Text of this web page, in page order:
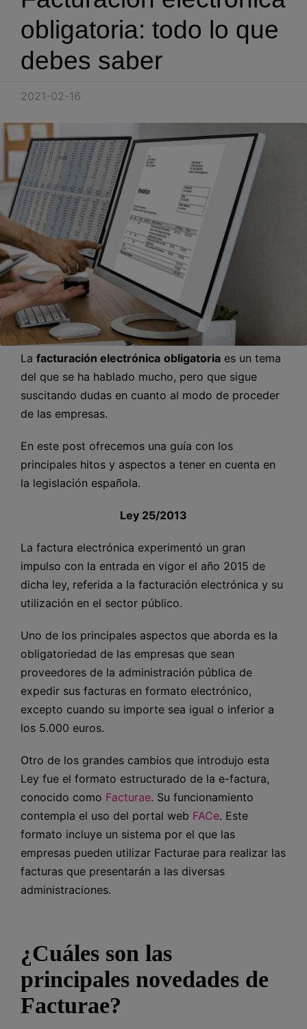
Blog
Recursos
Español
Hablemos
obligatoria: todo lo que
debes saber
2021-02-16
La facturación electrónica obligatoria es un tema
del que se ha hablado mucho, pero que sigue
suscitando dudas en cuanto al modo de proceder
de las empresas.
En este post ofrecemos una guía con los
principales hitos y aspectos a tener en cuenta en
la legislación española.
Ley 25/2013
La factura electrónica experimentó un gran
impulso con la entrada en vigor el año 2015 de
dicha ley, referida a la facturación electrónica y su
utilización en el sector público.
Uno de los principales aspectos que aborda es la
obligatoriedad de las empresas que sean
proveedores de la administración pública de
expedir sus facturas en formato electrónico,
excepto cuando su importe sea igual o inferior a
los 5.000 euros.
Otro de los grandes cambios que introdujo esta
Ley fue el formato estructurado de la e-factura,
conocido como Facturae. Su funcionamiento
contempla el uso del portal web FACe. Este
formato incluye un sistema por el que las
empresas pueden utilizar Facturae para realizar las
facturas que presentarán a las diversas
administraciones.
¿Cuáles son las
principales novedades de
Facturae?